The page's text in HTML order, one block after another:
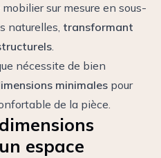
sur mesure en sous-
naturelles, transformant
.
nécessite de bien
minimales pour
de la pièce.
espace